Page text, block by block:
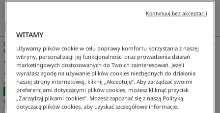
Czapka Unisex Z Diagonalu Z
Bawełny Organicznej
179 zł
+ Kolor
NAJNIŻSZA CENA Z 30 DNI: 209 zł
%
CENA REGULARNA: 299 zł -40%
Summer Pack damska w paski
brązowa
515 zł
NAJNIŻSZA CENA Z 30 DNI: 601 zł
-14 %
CENA REGULARNA: 859 zł -
%
WITAMY
Używamy plików cookie w celu poprawy komfortu korzystania z naszej
witryny, personalizacji jej funkcjonalności oraz prowadzenia działań
marketingowych dostosowanych do Twoich zainteresowań. Jeżeli
wyrażasz zgodę na używanie plików cookies niezbędnych do działania
naszej strony internetowej, kliknij „Akceptuję”. Aby zarządzać swoimi
preferencjami dotyczącymi plików cookies, możesz kliknąć przycisk
„Zarządzaj plikami cookies”. Możesz zapoznać się z naszą Polityką
dotyczącą plików cookies, aby uzyskać szczegółowe informacje.
Kontynuuj bez akceptacji